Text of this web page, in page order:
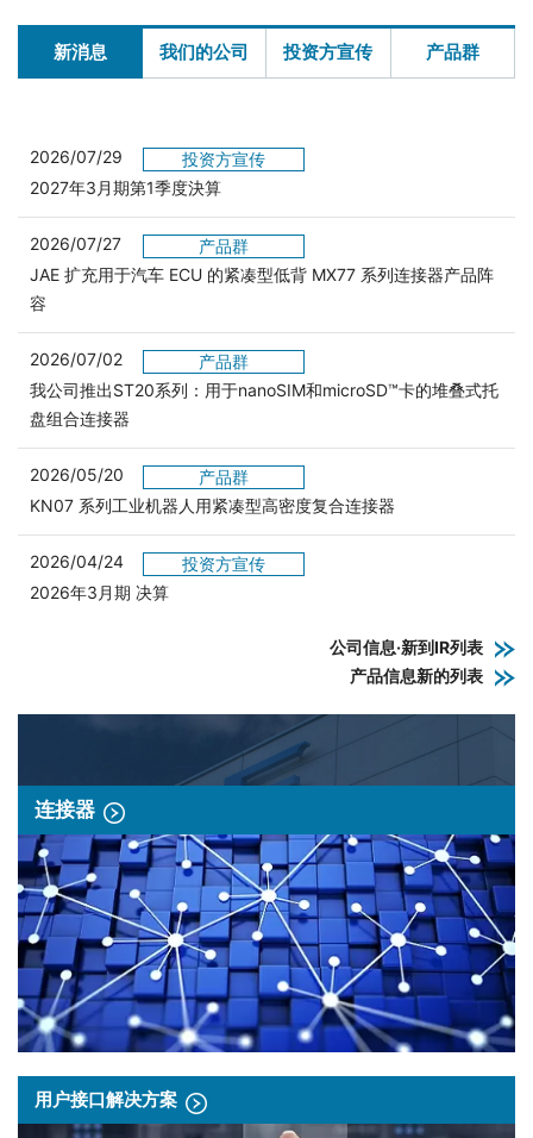
新消息 我们的公司 投资方宣传 产品群
2026/07/29
投资方宣传
2027年3月期第1季度決算
2026/07/27
产品群
JAE 扩充用于汽车 ECU 的紧凑型低背 MX77 系列连接器产品阵
容
2026/07/02
产品群
我公司推出ST20系列：用于nanoSIM和microSD™卡的堆叠式托
盘组合连接器
2026/05/20
产品群
KN07 系列工业机器人用紧凑型高密度复合连接器
2026/04/24
投资方宣传
2026年3月期 决算
公司信息·新到IR列表
产品信息新的列表
连接器
用户接口解决方案